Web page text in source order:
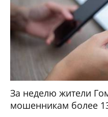
За неделю жители
мошенникам более